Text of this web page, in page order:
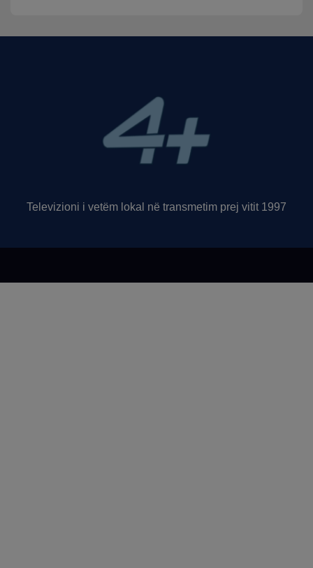
Televizioni i vetëm lokal në transmetim prej vitit 1997